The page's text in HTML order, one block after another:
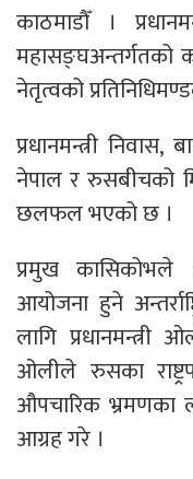
काठमाडाैँ ।
महासङ्घअन्तर्गतको
नेतृत्वको
प्रधानमन्त्री
नेपाल र रुसबीचको
छलफल भएको छ ।
प्रमुख कासिकोभले
आयोजना हुने
लागि प्रधानमन्त्री
ओलीले रुसका
औपचारिक भ्रमणका
आग्रह गरे ।